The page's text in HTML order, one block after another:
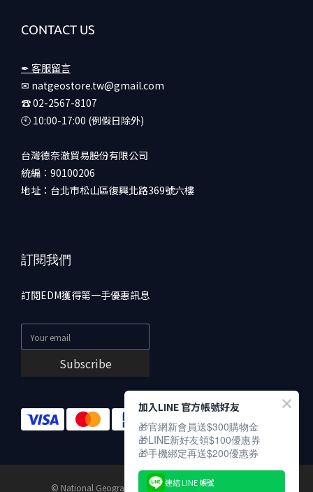
CONTACT US
✒ 客服留言
✉ natgeostore.tw@gmail.com
☎︎ 02-2567-8107
🕙︎ 10:00-17:00 (例假日除外)
台灣德奈澈貿易股份有限公司
統編：90100206
地址：台北市松山區復興北路369號六樓
訂閱我們
訂閱EDM獲得第一手優惠訊息
Subscribe
© National Geographic Partners LLC. All rights reserved.
加入LINE 官方帳號好友
🎁官網新會員送$300購物金
🎁LINE新好友領$100優惠券
🎁手機綁定再送$200優惠券
連結 LINE 帳號